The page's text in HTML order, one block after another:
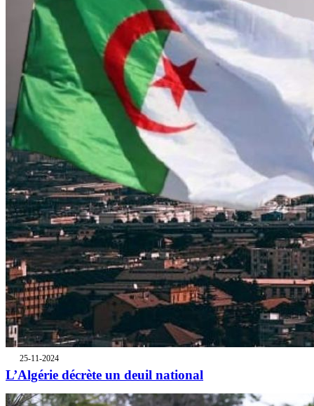
25-11-2024
L’Algérie décrète un deuil national